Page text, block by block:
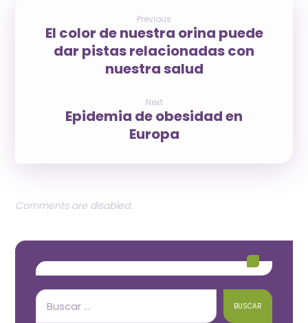
Previous
El color de nuestra orina puede
dar pistas relacionadas con
nuestra salud
Next
Epidemia de obesidad en
Europa
Comments are disabled.